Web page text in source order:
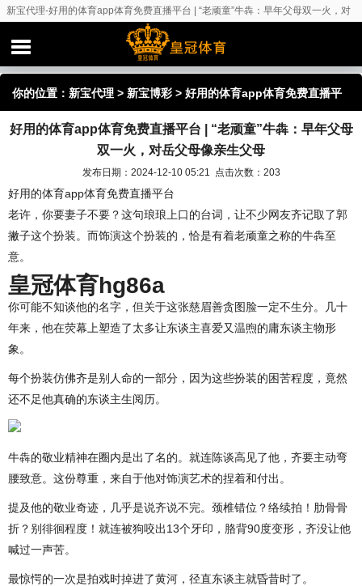
新宝代理-好用的体育app体育免费直播平台 | “老顽童”牛犇：早年父母双一火，对
你的位置： 新宝代理 > 新宝博彩 > 好用的体育app体育免费直播平
台 | “老顽童”牛犇：早年父母双一火，对岳父母像亲生父母
好用的体育app体育免费直播平台 | “老顽童”牛犇：早年父母
双一火，对岳父母像亲生父母
发布日期：2024-12-10 05:21 点击次数：203
好用的体育app体育免费直播平台
老许，你要妻子不要？这句琅琅上口的台词，让不少网友齐记取了郭
撇子这个扮装。而饰演这个扮装的，恰是有着老顽童之称的牛犇至
意。
皇冠体育hg86a
你可能不知谈他的名字，但关于这张慈眉善贪图脸一定不生分。几十
年来，他在荧幕上塑造了太多让东谈主喜爱又温煦的庸东谈主物形
象。
每个扮装仿佛齐是别人命的一部分，因为这些扮装的困苦程度，竟然
还不足他真确的东谈主生阅历。
牛犇的敬业精神在圈内是出了名的。就连陈谈高见了他，齐要主动弯
腰致意。这份尊重，来自于他对饰演艺术的捏着和付出。
提及他的敬业奇迹，几乎是说齐说不完。颈椎错位？络续拍！肋骨骨
折？别徘徊程度！就连被狗咬出13个牙印，胳背90度变形，齐没让他
喊过一声苦。
最惊愕的一次是拍戏时掉进了黄河，径直东谈主就昏昔时了。